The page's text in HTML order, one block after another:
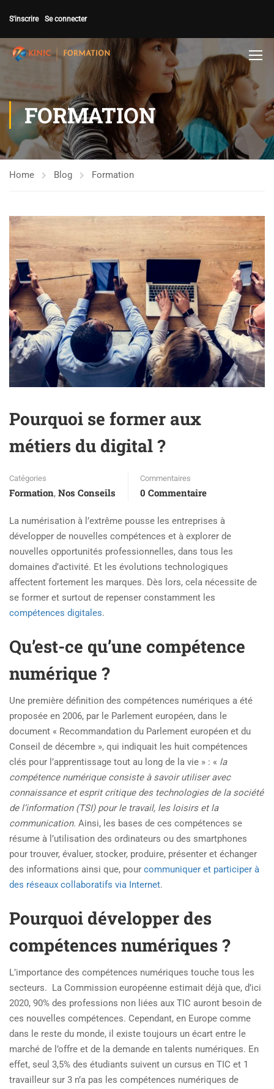
S'inscrire Se connecter
FORMATION
Home Blog Formation
Pourquoi se former aux
métiers du digital ?
Catégories
Formation, Nos Conseils
Commentaires
0 Commentaire
La numérisation à l’extrême pousse les entreprises à
développer de nouvelles compétences et à explorer de
nouvelles opportunités professionnelles, dans tous les
domaines d’activité. Et les évolutions technologiques
affectent fortement les marques. Dès lors, cela nécessite de
se former et surtout de repenser constamment les
compétences digitales.
Qu’est-ce qu’une compétence
numérique ?
Une première définition des compétences numériques a été
proposée en 2006, par le Parlement européen, dans le
document « Recommandation du Parlement européen et du
Conseil de décembre », qui indiquait les huit compétences
clés pour l’apprentissage tout au long de la vie » : « la
compétence numérique consiste à savoir utiliser avec
connaissance et esprit critique des technologies de la société
de l’information (TSI) pour le travail, les loisirs et la
communication. Ainsi, les bases de ces compétences se
résume à l’utilisation des ordinateurs ou des smartphones
pour trouver, évaluer, stocker, produire, présenter et échanger
des informations ainsi que, pour communiquer et participer à
des réseaux collaboratifs via Internet.
Pourquoi développer des
compétences numériques ?
L’importance des compétences numériques touche tous les
secteurs.
La Commission européenne estimait déjà que, d’ici
2020, 90% des professions non liées aux TIC auront besoin de
ces nouvelles compétences. Cependant, en Europe comme
dans le reste du monde, il existe toujours un écart entre le
marché de l’offre et de la demande en talents numériques. En
effet, seul 3,5% des étudiants suivent un cursus en TIC et 1
travailleur sur 3 n’a pas les compétences numériques de